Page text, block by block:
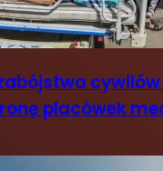
cywilów
placówek